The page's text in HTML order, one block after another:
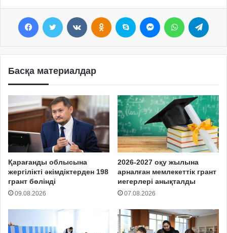
Басқа материалдар
Қарағанды облысына
жергілікті әкімдіктерден 198
грант бөлінді
09.08.2026
2026-2027 оқу жылына
арналған мемлекеттік грант
иегерлері анықталды
07.08.2026